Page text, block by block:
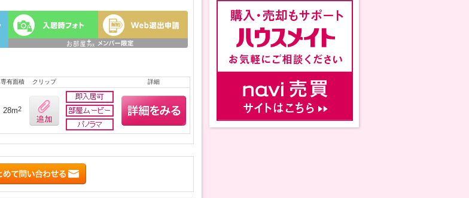
専有面積 クリップ 詳細
28m2